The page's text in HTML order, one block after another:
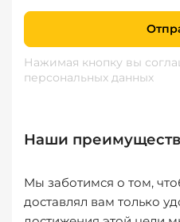
Нажимая кнопку вы
персональных данных
Наши
Мы заботимся о том,
доставлял вам только